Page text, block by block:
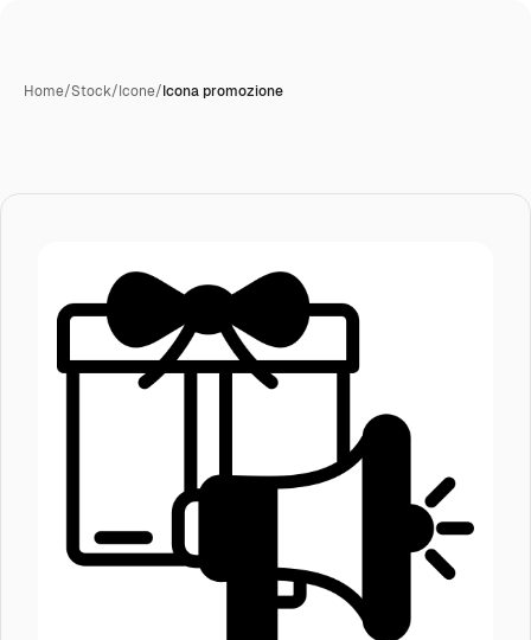
Home/Stock/Icone/Icona promozione